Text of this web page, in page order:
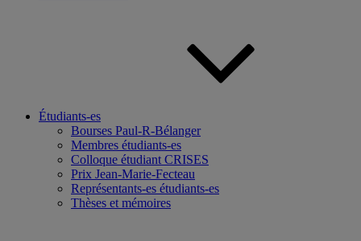
Étudiants-es
Bourses Paul-R-Bélanger
Membres étudiants-es
Colloque étudiant CRISES
Prix Jean-Marie-Fecteau
Représentants-es étudiants-es
Thèses et mémoires